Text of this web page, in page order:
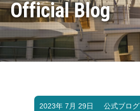
Official Blog
2023年 7月 29日 公式ブログ